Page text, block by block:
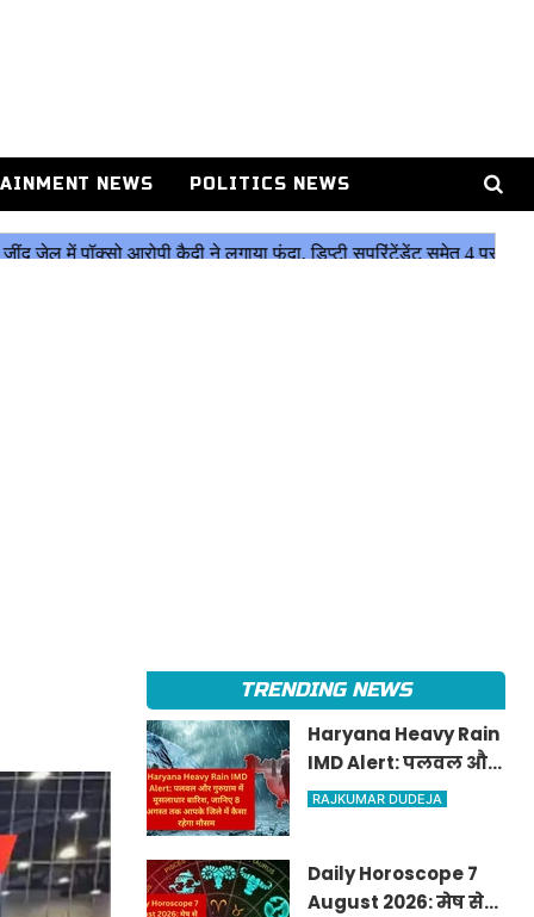
NEWS POLITICS NEWS
TRENDING NEWS
Haryana Heavy Rain
IMD Alert: पलवल और
गुरुग्राम में मूसलाधार
रहेगा मौसम
RAJKUMAR DUDEJA
Daily Horoscope 7
August 2026: मेष से